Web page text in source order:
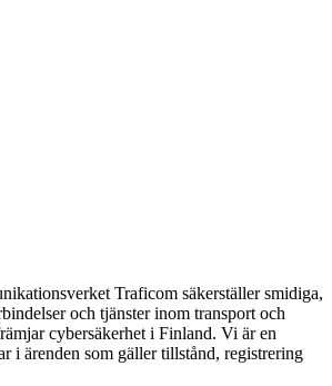
Traficom säkerställer smidiga,
och tjänster inom transport och
cybersäkerhet i Finland. Vi är en
i ärenden som gäller tillstånd, registrering